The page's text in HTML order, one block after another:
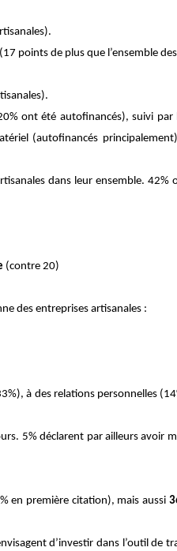
points de plus que l’ensemble
ont été autofinancés), suivi
(autofinancés
dans leur ensemble.
(contre 20)
des entreprises artisanales :
à des relations personnelles
5% déclarent par ailleurs avoir
en première citation), mais aussi
d’investir dans l’outil de